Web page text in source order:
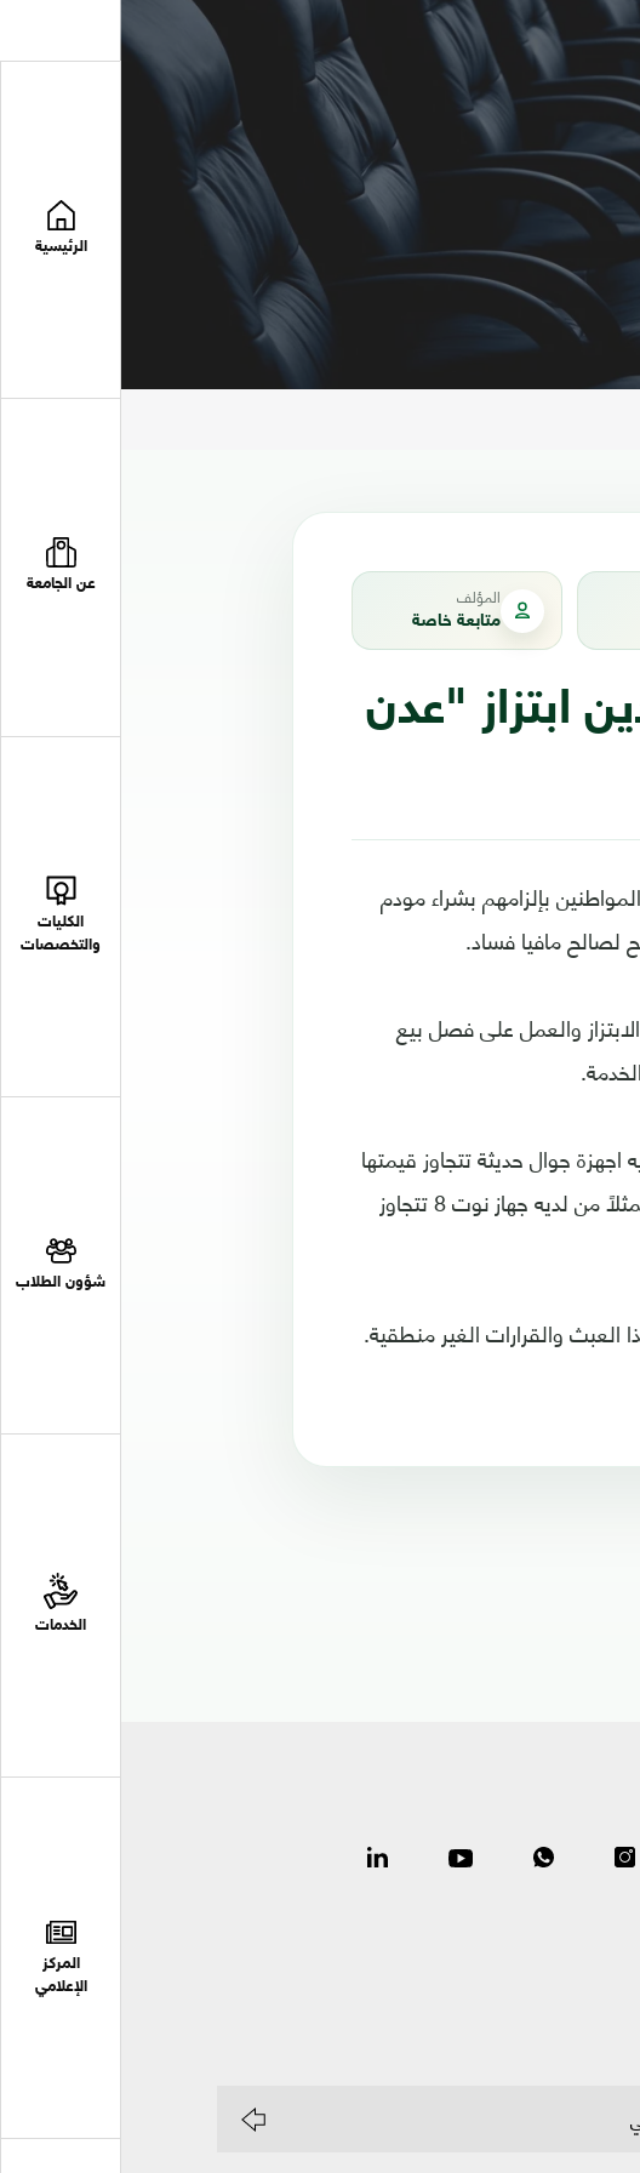
الرئيسية
عن الجامعة
الكليات
والتخصصات
شؤون الطلاب
الخدمات
المركز
الإعلامي
المؤلف
متابعة خاصة
ابتزاز "عدن
بإلزامهم بشراء مودم
لصالح مافيا فساد.
والعمل على فصل بيع
جوال حديثة تتجاوز قيمتها
مئات الدولارات وتدعم الإصدار 4.5 من الجيل الرابع بحجة جودة الخدمة فمثلاً من لديه جهاز نوت 8 تتجاوز
والقرارات الغير منطقية.